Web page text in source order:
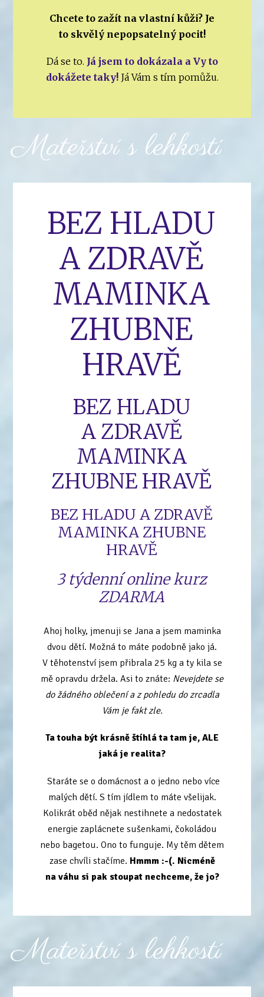
Chcete to zažít na vlastní kůži? Je
to skvělý nepopsatelný pocit!
Dá se to. Já jsem to dokázala a Vy to
dokážete taky! Já Vám s tím pomůžu.
Mateřství s lehkostí
BEZ HLADU
A ZDRAVĚ
MAMINKA
ZHUBNE
HRAVĚ
BEZ HLADU
A ZDRAVĚ
MAMINKA
ZHUBNE HRAVĚ
BEZ HLADU A ZDRAVĚ
MAMINKA ZHUBNE
HRAVĚ
3 týdenní online kurz
ZDARMA
Ahoj holky, jmenuji se Jana a jsem maminka
dvou dětí. Možná to máte podobně jako já.
V těhotenství jsem přibrala 25 kg a ty kila se
mě opravdu držela. Asi to znáte: Nevejdete se
do žádného oblečení a z pohledu do zrcadla
Vám je fakt zle.
Ta touha být krásně štíhlá ta tam je, ALE
jaká je realita?
Staráte se o domácnost a o jedno nebo více
malých dětí. S tím jídlem to máte všelijak.
Kolikrát oběd nějak nestihnete a nedostatek
energie zaplácnete sušenkami, čokoládou
nebo bagetou. Ono to funguje. My těm dětem
zase chvíli stačíme. Hmmm :-(. Nicméně
na váhu si pak stoupat nechceme, že jo?
Mateřství s lehkostí